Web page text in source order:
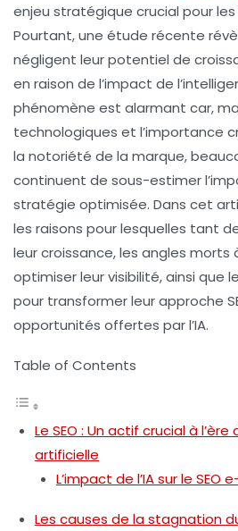
enjeu stratégique crucial pour
Pourtant, une étude récente
négligent leur potentiel de
en raison de l’impact de
phénomène est alarmant car,
technologiques et l’importance
la notoriété de la marque,
continuent de sous-estimer
stratégie optimisée. Dans cet
les raisons pour lesquelles tant
leur croissance, les angles morts
optimiser leur visibilité, ainsi que
pour transformer leur approche
opportunités offertes par l’IA.
Table of Contents
Le SEO : Un actif crucial à l’ère
artificielle
L’impact de l’IA sur le SEO
Les causes de la stagnation